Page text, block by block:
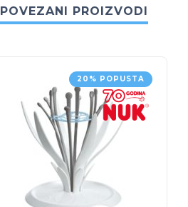
POVEZANI PROIZVODI
20% POPUSTA